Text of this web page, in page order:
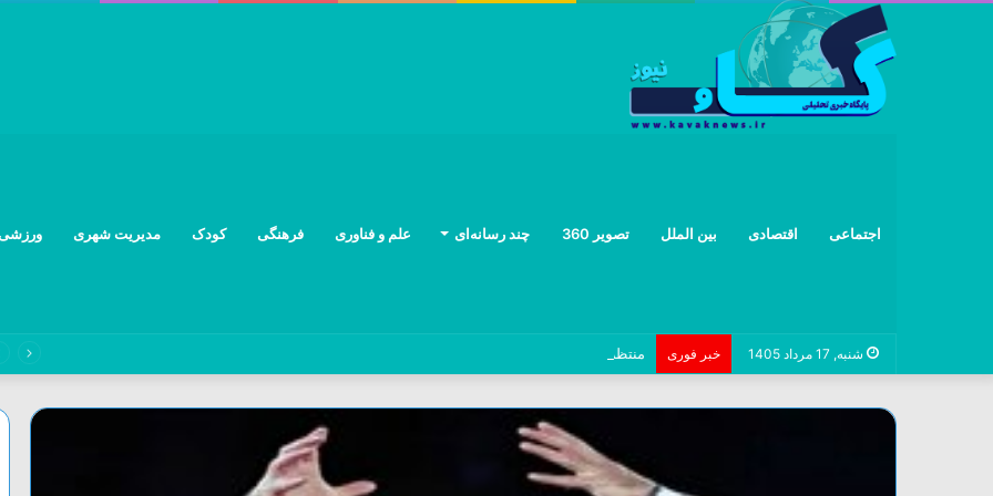
اجتماعی اقتصادی بین الملل تصویر 360 چند رسانه‌ای علم و فناوری فرهنگی کودک مدیریت شهری
شنبه, 17 مرداد 1405 خبر فوری منتظرالمهدی: پلیس و رسانه دو بال امنیت و آرامش جامعه‌اند